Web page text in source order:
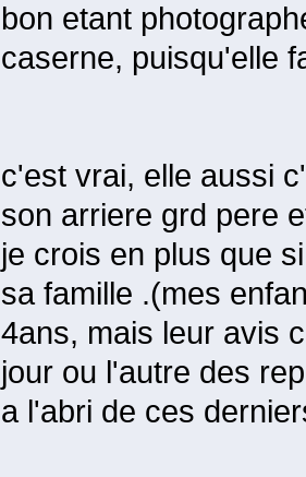
bon etant
caserne, puisqu'elle
c'est vrai, elle aussi
son arriere grd pere
je crois en plus que
sa famille .(mes
4ans, mais leur avis
jour ou l'autre des
a l'abri de ces